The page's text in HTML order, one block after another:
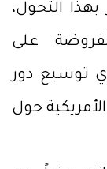
بهذا التحول،
على
توسيع دور
حول